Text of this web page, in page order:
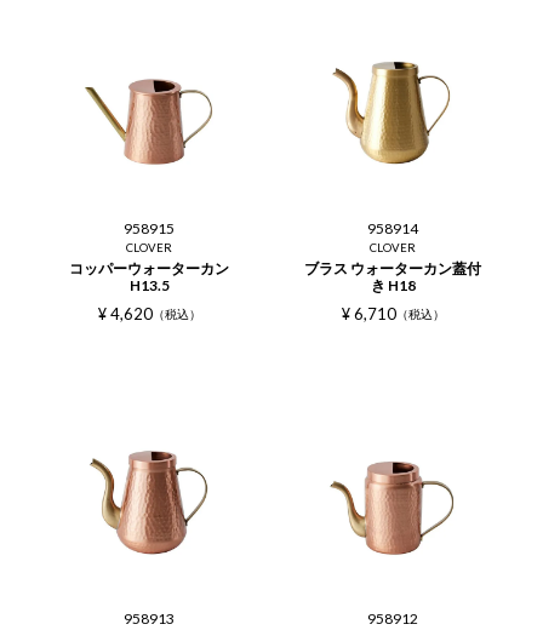
958915
CLOVER
コッパーウォーターカン
H13.5
¥ 4,620 税込
958914
CLOVER
ブラス ウォーターカン蓋付
き H18
¥ 6,710 税込
958913 958912